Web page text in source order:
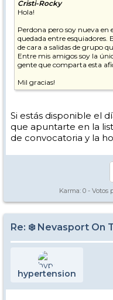
Cristi-Rocky
Hola!
Perdona pero soy nueva en
quedada entre esquiadores.
de cara a salidas de grupo
Entre mis amigos soy la
gente que comparta esta
Mil gracias!
Si estás disponible el
que apuntarte en la
de convocatoria y la
Karma: 0 - Votos
Re: ❄️ Nevasport On
hypertension